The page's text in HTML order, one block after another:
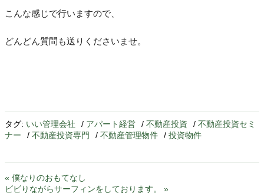
こんな感じで行いますので、
どんどん質問も送りくださいませ。
タグ: いい管理会社 / アパート経営 / 不動産投資 / 不動産投資セミ
ナー
/ 不動産投資専門 / 不動産管理物件 / 投資物件
« 僕なりのおもてなし
ビビりながらサーフィンをしております。 »